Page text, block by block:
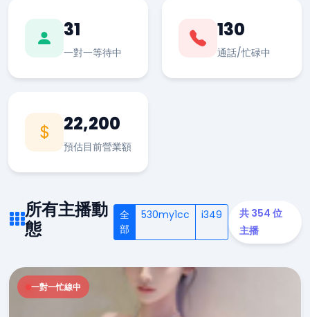
31
一對一等待中
130
通話/忙碌中
22,200
預估目前營業額
所有主播動
態
全
部
530my1cc i349
共 354 位
主播
一對一忙線中